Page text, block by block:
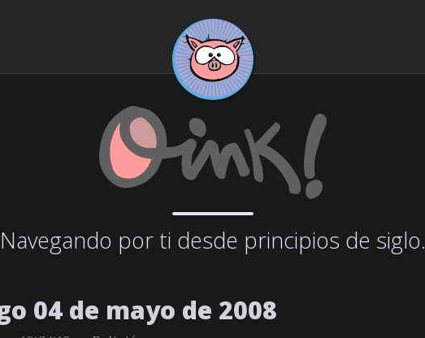
Navegando por ti desde principios de siglo.
04 de mayo de 2008